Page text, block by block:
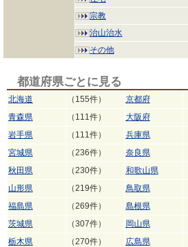
宗教
治山治水
その他
都道府県ごとに見る
北海道 （155件） 京都府
青森県
（111件） 大阪府
岩手県
（111件） 兵庫県
宮城県
（236件） 奈良県
秋田県
（230件） 和歌山県
山形県
（219件） 鳥取県
福島県
（269件） 島根県
茨城県
（307件） 岡山県
栃木県
（270件） 広島県